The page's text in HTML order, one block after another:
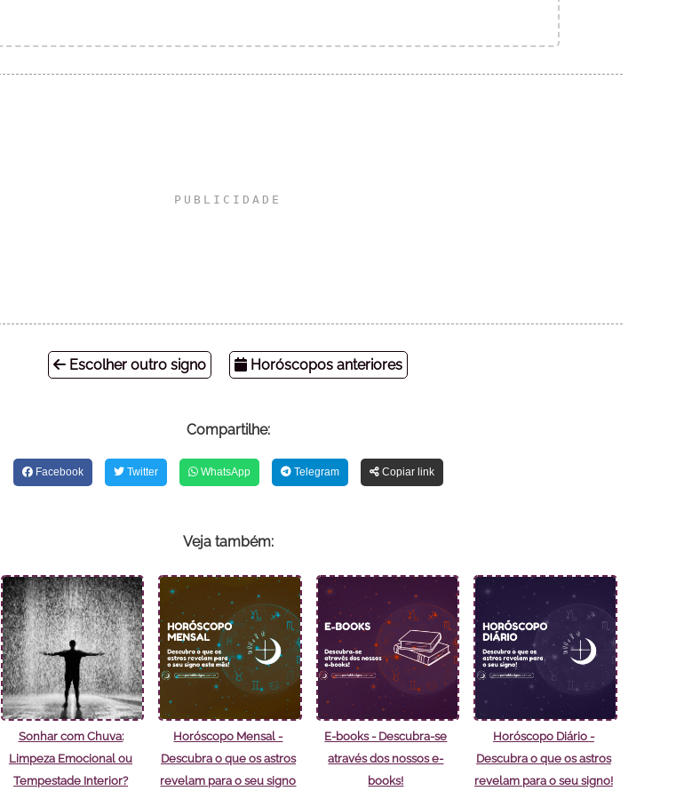
Escolher outro signo Horóscopos anteriores
Compartilhe:
Facebook Twitter WhatsApp Telegram Copiar link
Veja também:
Sonhar com Chuva:
Limpeza Emocional ou
Tempestade Interior?
Horóscopo Mensal -
Descubra o que os astros
revelam para o seu signo
E-books - Descubra-se
através dos nossos e-
books!
Horóscopo Diário -
Descubra o que os astros
revelam para o seu signo!